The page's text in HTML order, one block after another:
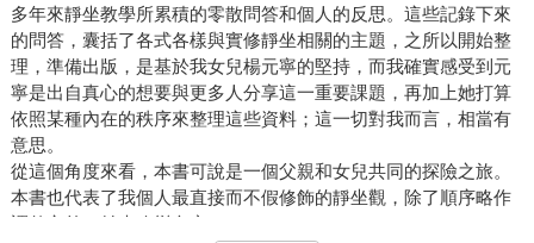
多年來靜坐教學所累積的零散問答和個人的反思。這些記錄下來
的問答，囊括了各式各樣與實修靜坐相關的主題，之所以開始整
理，準備出版，是基於我女兒楊元寧的堅持，而我確實感受到元
寧是出自真心的想要與更多人分享這一重要課題，再加上她打算
依照某種內在的秩序來整理這些資料；這一切對我而言，相當有
意思。
從這個角度來看，本書可說是一個父親和女兒共同的探險之旅。
本書也代表了我個人最直接而不假修飾的靜坐觀，除了順序略作
調整之外，並未改變內容。